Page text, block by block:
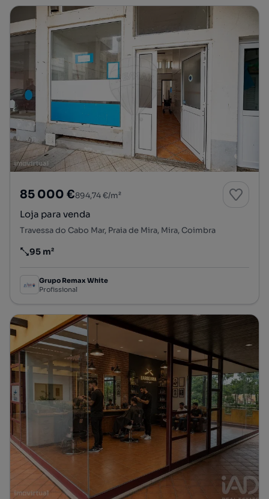
85 000 €894,74 €/m²
Loja para venda
Travessa do Cabo Mar, Praia de Mira, Mira, Coimbra
Preço por metro quadrado
95 m²
Grupo Remax White
Profissional